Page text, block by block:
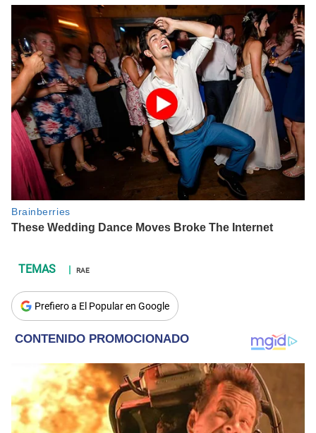
RAE
Prefiero a El Popular en Google